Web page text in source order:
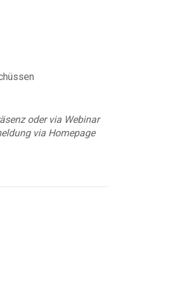
oder via Webinar
via Homepage